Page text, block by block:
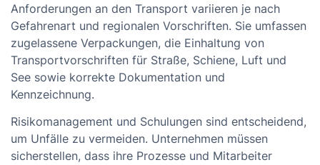
Anforderungen an den Transport variieren je nach
Gefahrenart und regionalen Vorschriften. Sie umfassen
zugelassene Verpackungen, die Einhaltung von
Transportvorschriften für Straße, Schiene, Luft und
See sowie korrekte Dokumentation und
Kennzeichnung.
Risikomanagement und Schulungen sind entscheidend,
um Unfälle zu vermeiden. Unternehmen müssen
sicherstellen, dass ihre Prozesse und Mitarbeiter